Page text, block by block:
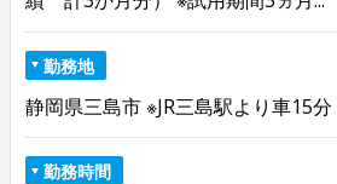
勤務地
静岡県三島市 ※JR三島駅より車15分
勤務時間